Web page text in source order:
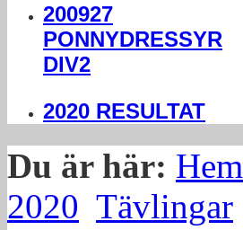
200927
PONNYDRESSYR
DIV2
2020 RESULTAT
Du är här: Hem
2020 Tävlingar